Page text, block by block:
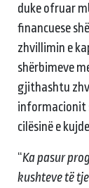
duke ofruar
financuese
zhvillimin e
shërbimeve
gjithashtu
informacionit
cilësinë e
“Ka pasur
kushteve të